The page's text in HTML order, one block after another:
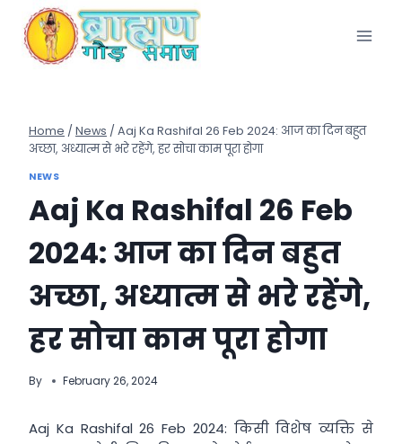
content
Home / News / Aaj Ka Rashifal 26 Feb 2024: आज का दिन बहुत
अच्छा, अध्यात्म से भरे रहेंगे, हर सोचा काम पूरा होगा
NEWS
Aaj Ka Rashifal 26 Feb
2024: आज का दिन बहुत
अच्छा, अध्यात्म से भरे रहेंगे,
हर सोचा काम पूरा होगा
By February 26, 2024
Aaj Ka Rashifal 26 Feb 2024: किसी विशेष व्यक्ति से